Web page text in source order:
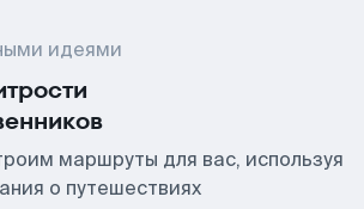
идеями
маршруты для вас, используя
о путешествиях